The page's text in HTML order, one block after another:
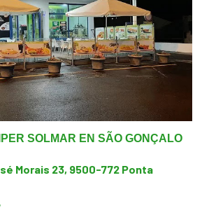
SOLMAR EN SÃO GONÇALO
Morais 23, 9500-772 Ponta